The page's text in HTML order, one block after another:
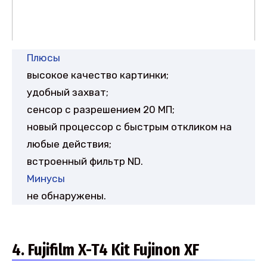
Плюсы
высокое качество картинки;
удобный захват;
сенсор с разрешением 20 МП;
новый процессор с быстрым откликом на
любые действия;
встроенный фильтр ND.
Минусы
не обнаружены.
4. Fujifilm X-T4 Kit Fujinon XF